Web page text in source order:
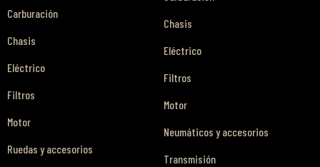
Carburación
Chasis
Eléctrico
Filtros
Motor
Ruedas y accesorios
Chasis
Eléctrico
Filtros
Motor
Neumáticos y accesorios
Transmisión